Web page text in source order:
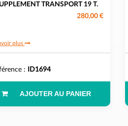
TRANSPORT 19 T.
280,00 €
plus
: ID1694
AJOUTER AU PANIER